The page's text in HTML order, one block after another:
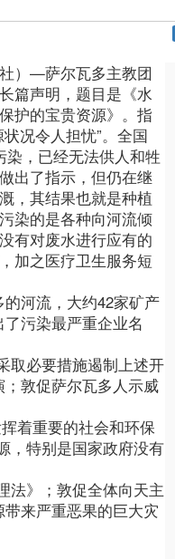
）—萨尔瓦多主教团
篇声明，题目是《水
护的宝贵资源》。指
况令人担忧”。全国
染，已经无法供人和牲
出了指示，但仍在继
，其结果也就是种植
染的是各种向河流倾
有对废水进行应有的
加之医疗卫生服务短
河流，大约42家矿产
污染最严重企业名
取必要措施遏制上述开
敦促萨尔瓦多人示威
着重要的社会和环保
，特别是国家政府没有
法》；敦促全体向天主
来严重恶果的巨大灾